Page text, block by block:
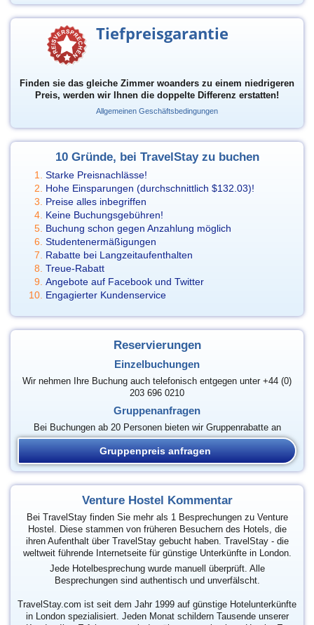
Tiefpreisgarantie
Finden sie das gleiche Zimmer woanders zu einem niedrigeren
Preis, werden wir Ihnen die doppelte Differenz erstatten!
Allgemeinen Geschäftsbedingungen
10 Gründe, bei TravelStay zu buchen
Starke Preisnachlässe!
Hohe Einsparungen (durchschnittlich $132.03)!
Preise alles inbegriffen
Keine Buchungsgebühren!
Buchung schon gegen Anzahlung möglich
Studentenermäßigungen
Rabatte bei Langzeitaufenthalten
Treue-Rabatt
Angebote auf Facebook und Twitter
Engagierter Kundenservice
Reservierungen
Einzelbuchungen
Wir nehmen Ihre Buchung auch telefonisch entgegen unter +44 (0)
203 696 0210
Gruppenanfragen
Bei Buchungen ab 20 Personen bieten wir Gruppenrabatte an
Gruppenpreis anfragen
Venture Hostel Kommentar
Bei TravelStay finden Sie mehr als 1 Besprechungen zu Venture
Hostel. Diese stammen von früheren Besuchern des Hotels, die
ihren Aufenthalt über TravelStay gebucht haben. TravelStay - die
weltweit führende Internetseite für günstige Unterkünfte in London.
Jede Hotelbesprechung wurde manuell überprüft. Alle
Besprechungen sind authentisch und unverfälscht.
TravelStay.com ist seit dem Jahr 1999 auf günstige Hotelunterkünfte
in London spezialisiert. Jeden Monat schildern Tausende unserer